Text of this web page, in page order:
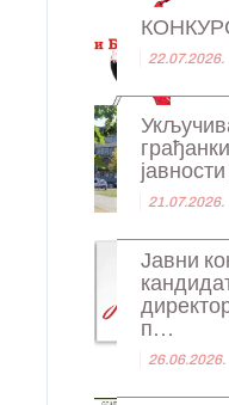
22.07.2026.
21.07.2026.
Јавни
п...
26.06.2026.